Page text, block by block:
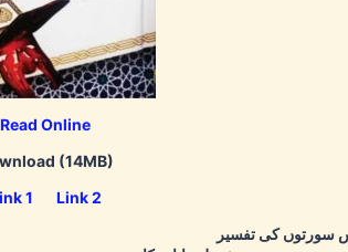
Read Online
(14MB)
1
Link 2
سورتوں کی تفسیر